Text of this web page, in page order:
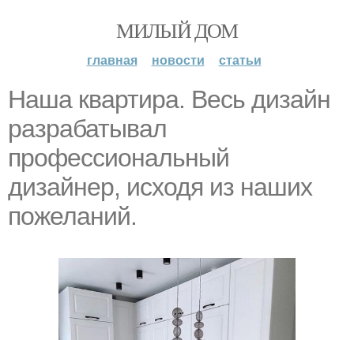
МИЛЫЙ ДОМ
главная новости статьи
Наша квартира. Весь дизайн
разрабатывал
профессиональный
дизайнер, исходя из наших
пожеланий.